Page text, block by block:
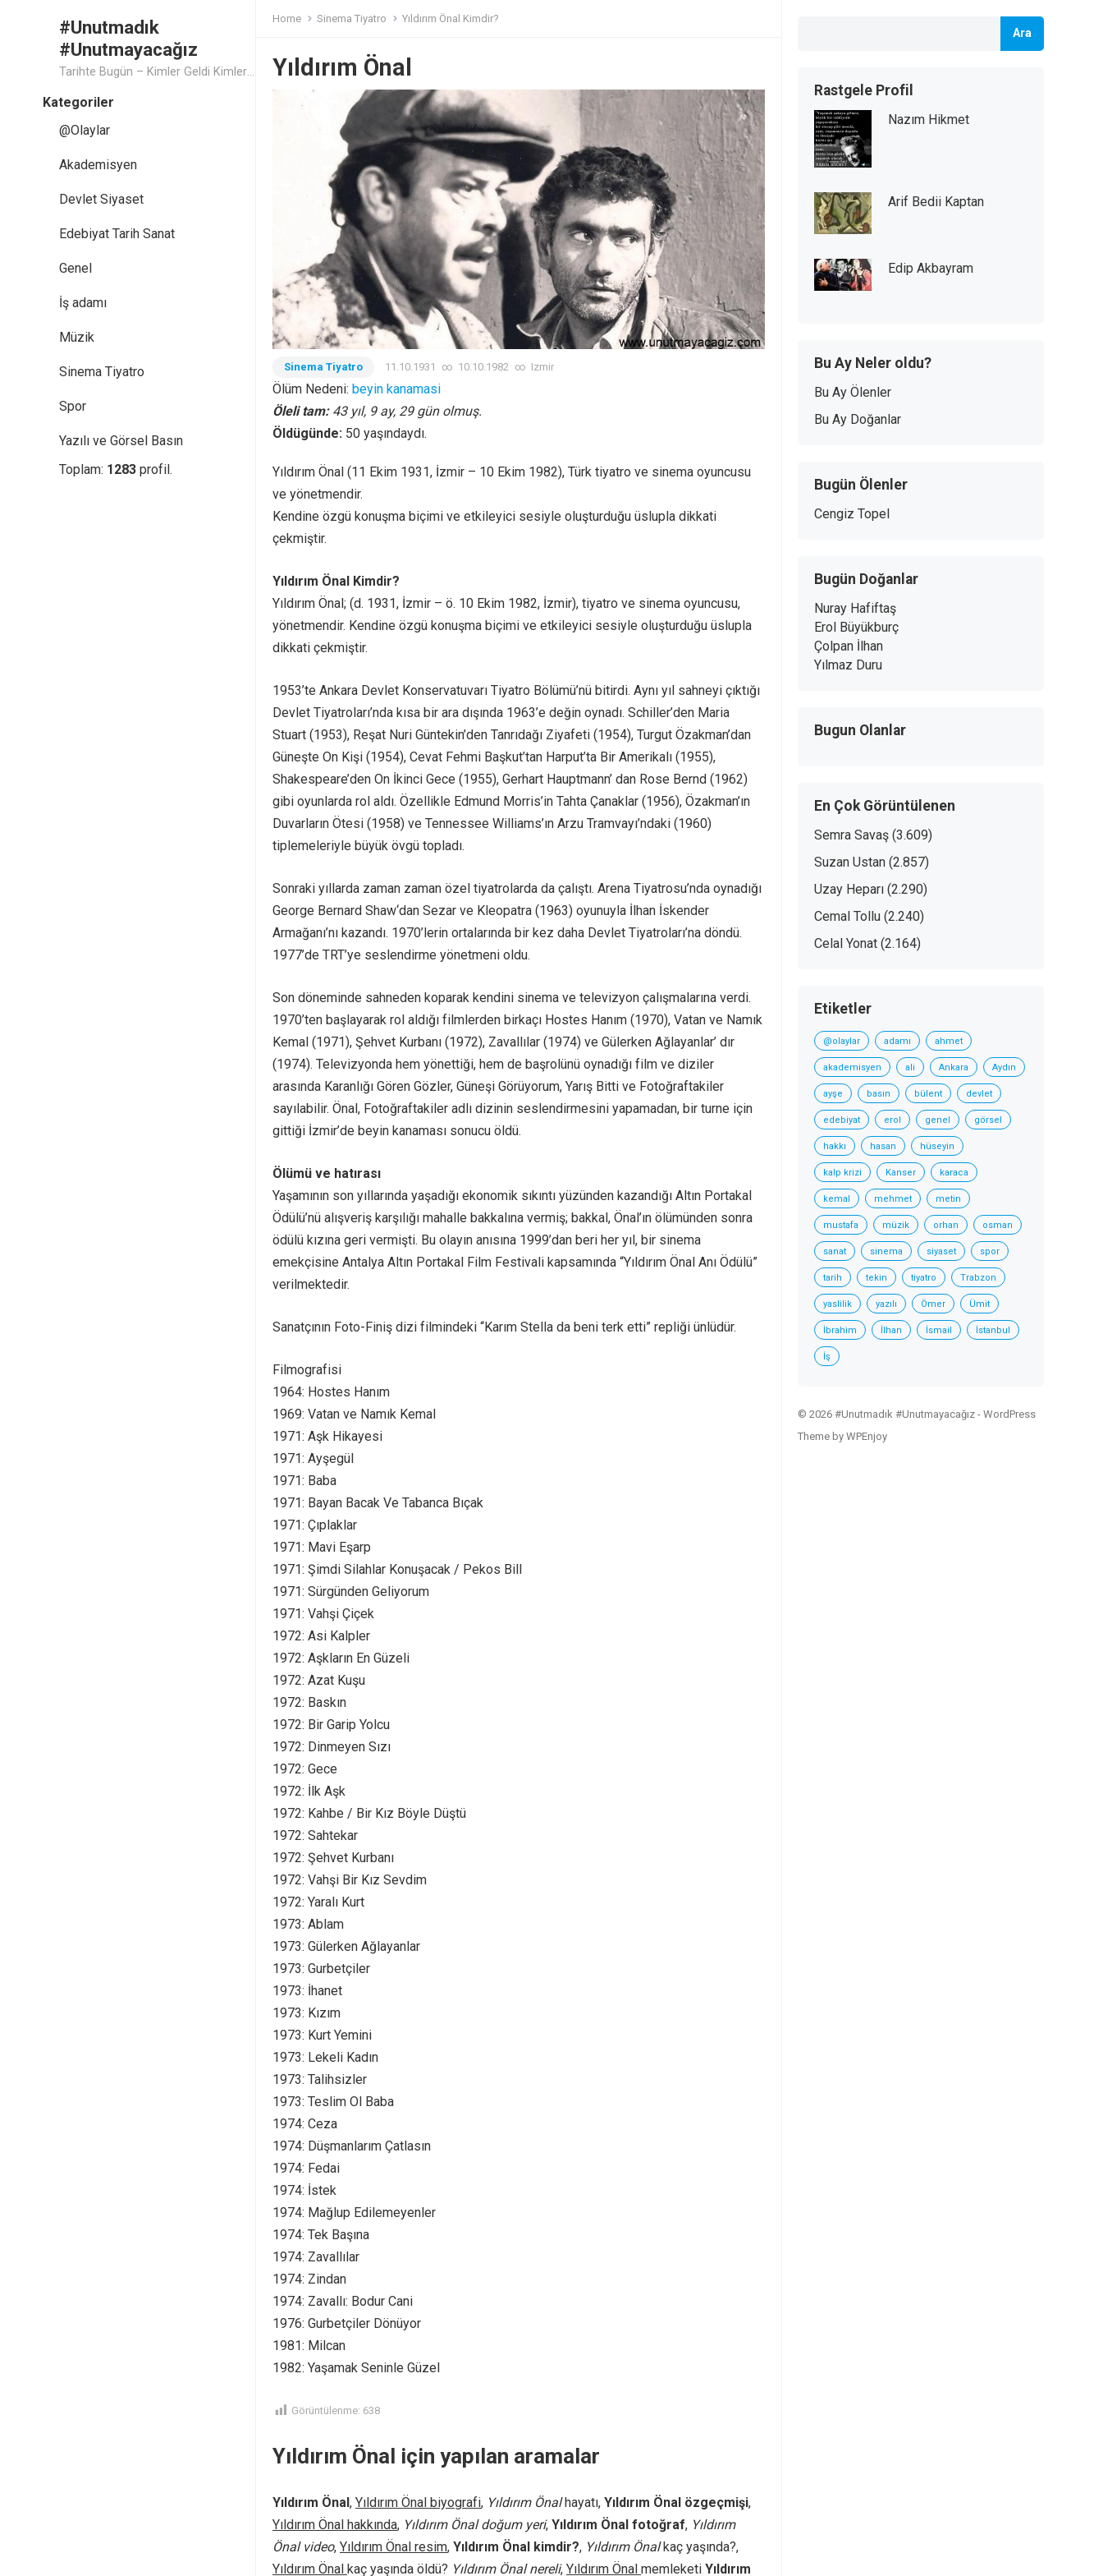
#Unutmadık
#Unutmayacağız
Tarihte Bugün – Kimler Geldi Kimler Geçti..
Kategoriler
@Olaylar
Akademisyen
Devlet Siyaset
Edebiyat Tarih Sanat
Genel
İş adamı
Müzik
Sinema Tiyatro
Spor
Yazılı ve Görsel Basın
Toplam: 1283 profil.
Home Sinema Tiyatro Yıldırım Önal Kimdir?
Yıldırım Önal
Sinema Tiyatro 11.10.1931 ∞ 10.10.1982 ∞ Izmir
Ölüm Nedeni: beyin kanamasi
Öleli tam: 43 yıl, 9 ay, 29 gün olmuş.
Öldügünde: 50 yaşındaydı.
Yıldırım Önal (11 Ekim 1931, İzmir – 10 Ekim 1982), Türk tiyatro ve sinema oyuncusu
ve yönetmendir.
Kendine özgü konuşma biçimi ve etkileyici sesiyle oluşturduğu üslupla dikkati
çekmiştir.
Yıldırım Önal Kimdir?
Yıldırım Önal; (d. 1931, İzmir – ö. 10 Ekim 1982, İzmir), tiyatro ve sinema oyuncusu,
yönetmendir. Kendine özgü konuşma biçimi ve etkileyici sesiyle oluşturduğu üslupla
dikkati çekmiştir.
1953’te Ankara Devlet Konservatuvarı Tiyatro Bölümü’nü bitirdi. Aynı yıl sahneyi çıktığı
Devlet Tiyatroları’nda kısa bir ara dışında 1963’e değin oynadı. Schiller’den Maria
Stuart (1953), Reşat Nuri Güntekin’den Tanrıdağı Ziyafeti (1954), Turgut Özakman’dan
Güneşte On Kişi (1954), Cevat Fehmi Başkut’tan Harput’ta Bir Amerikalı (1955),
Shakespeare’den On İkinci Gece (1955), Gerhart Hauptmann’ dan Rose Bernd (1962)
gibi oyunlarda rol aldı. Özellikle Edmund Morris’in Tahta Çanaklar (1956), Özakman’ın
Duvarların Ötesi (1958) ve Tennessee Williams’ın Arzu Tramvayı’ndaki (1960)
tiplemeleriyle büyük övgü topladı.
Sonraki yıllarda zaman zaman özel tiyatrolarda da çalıştı. Arena Tiyatrosu’nda oynadığı
George Bernard Shaw‘dan Sezar ve Kleopatra (1963) oyunuyla İlhan İskender
Armağanı’nı kazandı. 1970’lerin ortalarında bir kez daha Devlet Tiyatroları’na döndü.
1977’de TRT’ye seslendirme yönetmeni oldu.
Son döneminde sahneden koparak kendini sinema ve televizyon çalışmalarına verdi.
1970’ten başlayarak rol aldığı filmlerden birkaçı Hostes Hanım (1970), Vatan ve Namık
Kemal (1971), Şehvet Kurbanı (1972), Zavallılar (1974) ve Gülerken Ağlayanlar’ dır
(1974). Televizyonda hem yönettiği, hem de başrolünü oynadığı film ve diziler
arasında Karanlığı Gören Gözler, Güneşi Görüyorum, Yarış Bitti ve Fotoğraftakiler
sayılabilir. Önal, Fotoğraftakiler adlı dizinin seslendirmesini yapamadan, bir turne için
gittiği İzmir’de beyin kanaması sonucu öldü.
Ölümü ve hatırası
Yaşamının son yıllarında yaşadığı ekonomik sıkıntı yüzünden kazandığı Altın Portakal
Ödülü’nü alışveriş karşılığı mahalle bakkalına vermiş; bakkal, Önal’ın ölümünden sonra
ödülü kızına geri vermişti. Bu olayın anısına 1999’dan beri her yıl, bir sinema
emekçisine Antalya Altın Portakal Film Festivali kapsamında “Yıldırım Önal Anı Ödülü”
verilmektedir.
Sanatçının Foto-Finiş dizi filmindeki “Karım Stella da beni terk etti” repliği ünlüdür.
Filmografisi
1964: Hostes Hanım
1969: Vatan ve Namık Kemal
1971: Aşk Hikayesi
1971: Ayşegül
1971: Baba
1971: Bayan Bacak Ve Tabanca Bıçak
1971: Çıplaklar
1971: Mavi Eşarp
1971: Şimdi Silahlar Konuşacak / Pekos Bill
1971: Sürgünden Geliyorum
1971: Vahşi Çiçek
1972: Asi Kalpler
1972: Aşkların En Güzeli
1972: Azat Kuşu
1972: Baskın
1972: Bir Garip Yolcu
1972: Dinmeyen Sızı
1972: Gece
1972: İlk Aşk
1972: Kahbe / Bir Kız Böyle Düştü
1972: Sahtekar
1972: Şehvet Kurbanı
1972: Vahşi Bir Kız Sevdim
1972: Yaralı Kurt
1973: Ablam
1973: Gülerken Ağlayanlar
1973: Gurbetçiler
1973: İhanet
1973: Kızım
1973: Kurt Yemini
1973: Lekeli Kadın
1973: Talihsizler
1973: Teslim Ol Baba
1974: Ceza
1974: Düşmanlarım Çatlasın
1974: Fedai
1974: İstek
1974: Mağlup Edilemeyenler
1974: Tek Başına
1974: Zavallılar
1974: Zindan
1974: Zavallı: Bodur Cani
1976: Gurbetçiler Dönüyor
1981: Milcan
1982: Yaşamak Seninle Güzel
Görüntülenme: 638
Yıldırım Önal için yapılan aramalar
Yıldırım Önal, Yıldırım Önal biyografi, Yıldırım Önalhayatı, Yıldırım Önal özgeçmişi,
Yıldırım Önal hakkında, Yıldırım Önal doğum yeri, Yıldırım Önal fotoğraf, Yıldırım
Önal video, Yıldırım Önal resim, Yıldırım Önal kimdir?, Yıldırım Önalkaç yaşında?,
Yıldırım Önal kaç yaşında öldü? Yıldırım Önal nereli, Yıldırım Önal memleketi Yıldırım
Ara
Rastgele Profil
Nazım Hikmet
Arif Bedii Kaptan
Edip Akbayram
Bu Ay Neler oldu?
Bu Ay Ölenler
Bu Ay Doğanlar
Bugün Ölenler
Cengiz Topel
Bugün Doğanlar
Nuray Hafiftaş
Erol Büyükburç
Çolpan İlhan
Yılmaz Duru
Bugun Olanlar
En Çok Görüntülenen
Semra Savaş (3.609)
Suzan Ustan (2.857)
Uzay Heparı (2.290)
Cemal Tollu (2.240)
Celal Yonat (2.164)
Etiketler
@olaylar adamı ahmet
akademisyen ali Ankara Aydın
ayşe basın bülent devlet
edebiyat erol genel görsel
hakkı hasan hüseyin
kalp krizi Kanser karaca
kemal mehmet metin
mustafa müzik orhan osman
sanat sinema siyaset spor
tarih tekin tiyatro Trabzon
yaslilik yazılı Ömer Ümit
İbrahim İlhan İsmail İstanbul
İş
© 2026 #Unutmadık #Unutmayacağız - WordPress
Theme by WPEnjoy